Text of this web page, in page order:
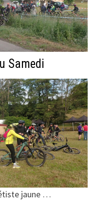
Samedi
jaune …